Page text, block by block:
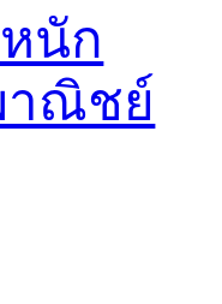
นัก
าณิชย์